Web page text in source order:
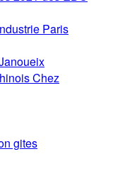
Paris
Chez
gites